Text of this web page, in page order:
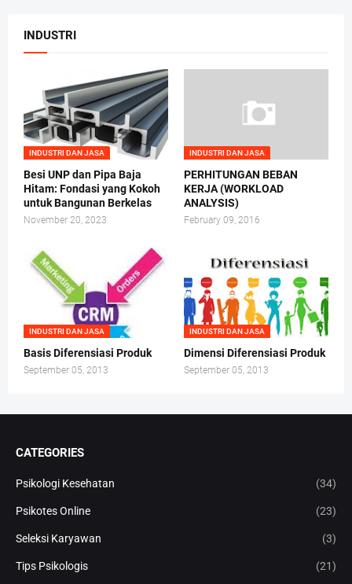
INDUSTRI
INDUSTRI DAN JASA
Besi UNP dan Pipa Baja
Hitam: Fondasi yang Kokoh
untuk Bangunan Berkelas
November 20, 2023
INDUSTRI DAN JASA
PERHITUNGAN BEBAN
KERJA (WORKLOAD
ANALYSIS)
February 09, 2016
INDUSTRI DAN JASA
Basis Diferensiasi Produk
September 05, 2013
INDUSTRI DAN JASA
Dimensi Diferensiasi Produk
September 05, 2013
CATEGORIES
Psikologi Kesehatan (34)
Psikotes Online (23)
Seleksi Karyawan (3)
Tips Psikologis (21)